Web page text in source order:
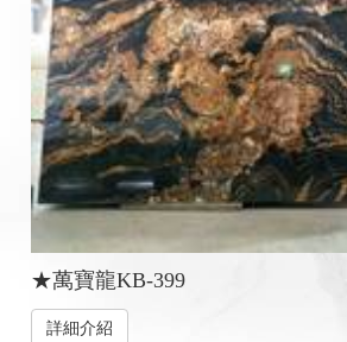
★萬寶龍KB-399
詳細介紹